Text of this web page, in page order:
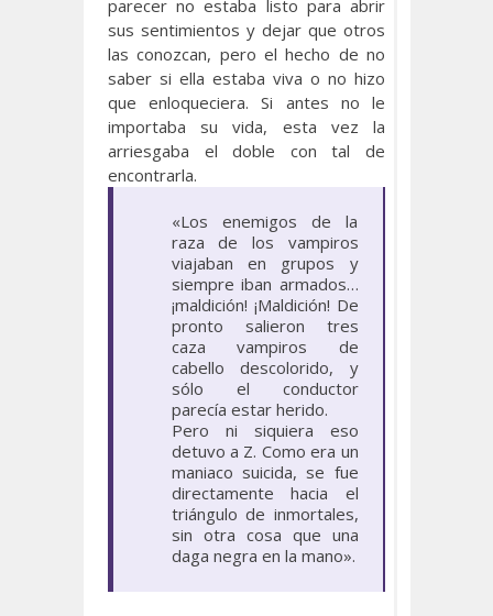
parecer no estaba listo para abrir
sus sentimientos y dejar que otros
las conozcan, pero el hecho de no
saber si ella estaba viva o no hizo
que enloqueciera. Si antes no le
importaba su vida, esta vez la
arriesgaba el doble con tal de
encontrarla.
«Los enemigos de la
raza de los vampiros
viajaban en grupos y
siempre iban armados…
¡maldición! ¡Maldición! De
pronto salieron tres
caza vampiros de
cabello descolorido, y
sólo el conductor
parecía estar herido.
Pero ni siquiera eso
detuvo a Z. Como era un
maniaco suicida, se fue
directamente hacia el
triángulo de inmortales,
sin otra cosa que una
daga negra en la mano».